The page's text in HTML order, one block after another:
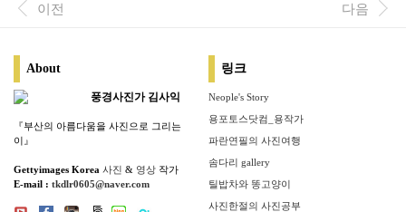
이전 다음
About
풍경사진가 김사익
『부산의 아름다움을 사진으로 그리는
이』
Gettyimages Korea 사진 & 영상 작가
E-mail : tkdlr0605@naver.com
링크
Neople's Story
용포토스닷컴_용작가
파란연필의 사진여행
솜다리 gallery
틸밥차와 똥고양이
사진한절의 사진공부